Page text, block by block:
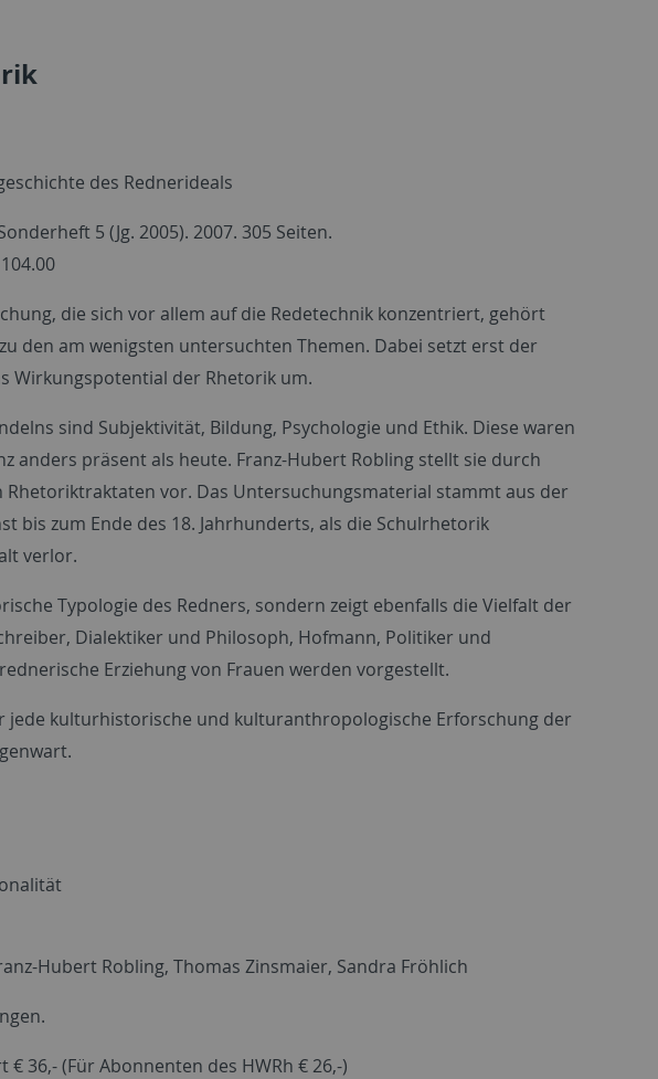
des Rednerideals
5 (Jg. 2005). 2007. 305 Seiten.
die sich vor allem auf die Redetechnik konzentriert, gehört
den am wenigsten untersuchten Themen. Dabei setzt erst der
Wirkungspotential der Rhetorik um.
sind Subjektivität, Bildung, Psychologie und Ethik. Diese waren
anders präsent als heute. Franz-Hubert Robling stellt sie durch
vor. Das Untersuchungsmaterial stammt aus der
bis zum Ende des 18. Jahrhunderts, als die Schulrhetorik
verlor.
Typologie des Redners, sondern zeigt ebenfalls die Vielfalt der
Dialektiker und Philosoph, Hofmann, Politiker und
Erziehung von Frauen werden vorgestellt.
jede kulturhistorische und kultur­anthropologische Erforschung der
Hubert Robling, Thomas Zinsmaier, Sandra Fröhlich
€ 36,- (Für Abonnenten des HWRh € 26,-)